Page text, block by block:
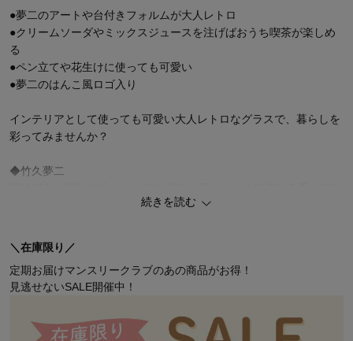
●夢二のアートや台付きフォルムが大人レトロ
●クリームソーダやミックスジュースを注げばおうち喫茶が楽しめ
る
●ペン立てや花生けに使っても可愛い
●夢二のはんこ風ロゴ入り
インテリアとして使っても可愛い大人レトロなグラスで、暮らしを
彩ってみませんか？
◆竹久夢二
る「夢二式美人」が有名ですが、
ザインまで幅広く活躍。
今でいうイラストレーターやグラフィックデザイナーの先駆けなの
です。
また、詩や文章にも長け、本も出版。ヨーロッパに影響を受けた
夢二のアートは、植物の図案化や幾何学模様など多彩で、豊かな色
続きを読む
＼在庫限り／
定期お届けマンスリークラブのあの商品がお得！
見逃せないSALE開催中！